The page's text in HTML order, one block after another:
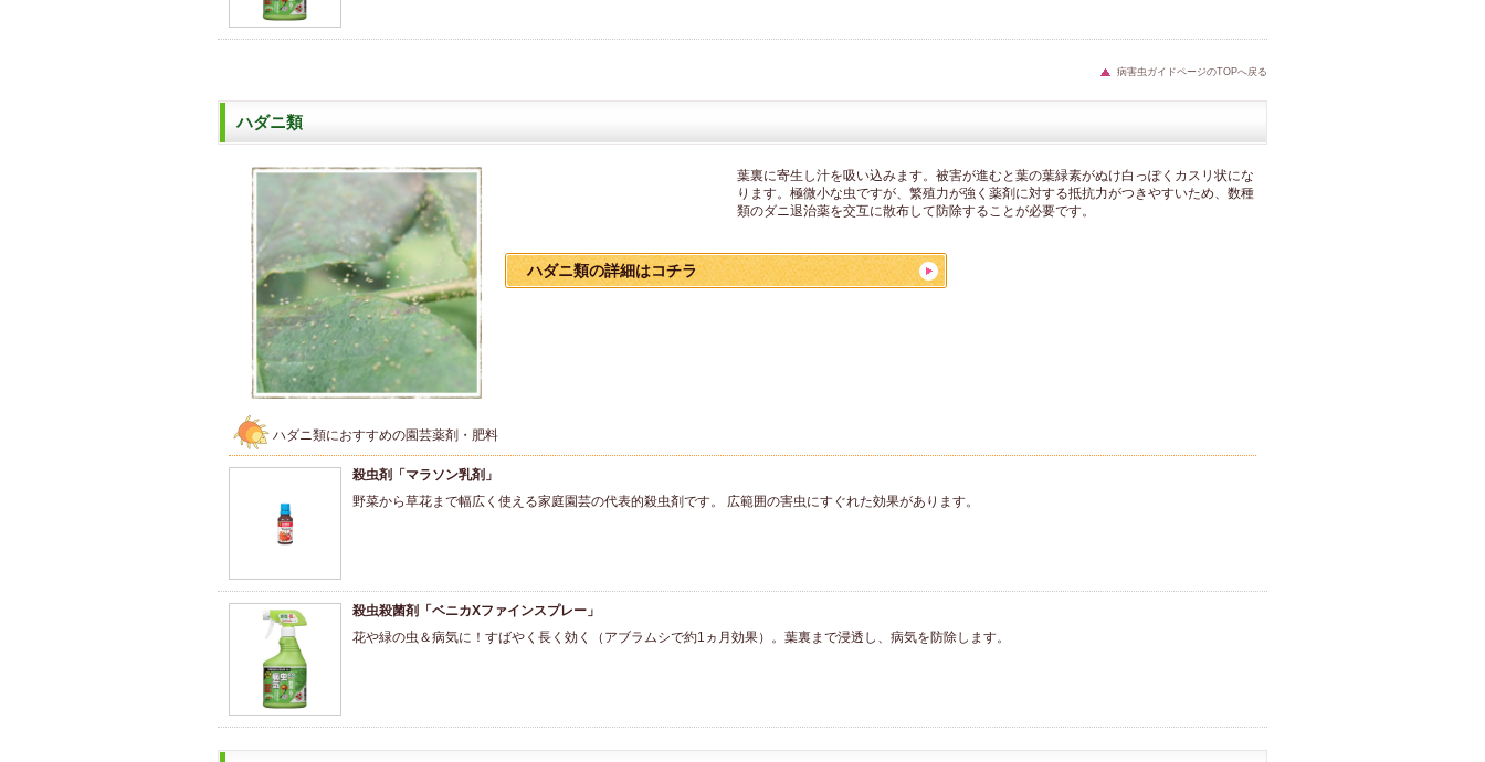
病害虫ガイドページのTOPへ戻る
ハダニ類
葉裏に寄生し汁を吸い込みます。被害が進むと葉の葉緑素がぬけ白っぽくカスリ状にな
ります。極微小な虫ですが、繁殖力が強く薬剤に対する抵抗力がつきやすいため、数種
類のダニ退治薬を交互に散布して防除することが必要です。
ハダニ類の詳細はコチラ
ハダニ類におすすめの園芸薬剤・肥料
殺虫剤「マラソン乳剤」
野菜から草花まで幅広く使える家庭園芸の代表的殺虫剤です。 広範囲の害虫にすぐれた効果があります。
殺虫殺菌剤「ベニカXファインスプレー」
花や緑の虫＆病気に！すばやく長く効く（アブラムシで約1ヵ月効果）。葉裏まで浸透し、病気を防除します。